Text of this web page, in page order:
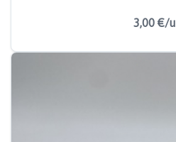
3,00 €/